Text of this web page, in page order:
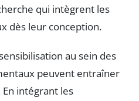
qui intègrent les
dès leur conception.
au sein des
peuvent entraîner
intégrant les